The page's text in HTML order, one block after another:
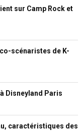
sur Camp Rock et
scénaristes de K-
Disneyland Paris
caractéristiques des